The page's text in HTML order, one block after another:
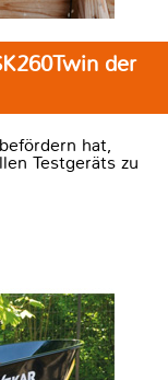
der
hat,
Testgeräts zu